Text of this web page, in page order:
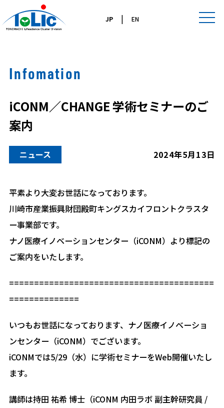
JP| EN
Infomation
iCONM／CHANGE 学術セミナーのご
案内
ニュース 2024年5月13日
平素より大変お世話になっております。
川崎市産業振興財団殿町キングスカイフロントクラスタ
ー事業部です。
ナノ医療イノベーションセンター（iCONM）より標記の
ご案内をいたします。
=========================================
==============
いつもお世話になっております、ナノ医療イノベーショ
ンセンター（iCONM）でございます。
iCONMでは5/29（水）に学術セミナーをWeb開催いたし
ます。
講師は持田 祐希 博士（iCONM 内田ラボ 副主幹研究員 /